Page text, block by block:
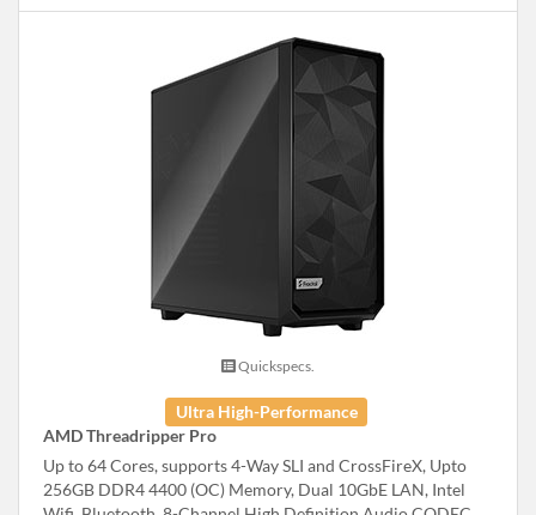
Quickspecs.
Ultra High-Performance
AMD Threadripper Pro
Up to 64 Cores, supports 4-Way SLI and CrossFireX, Upto
256GB DDR4 4400 (OC) Memory, Dual 10GbE LAN, Intel